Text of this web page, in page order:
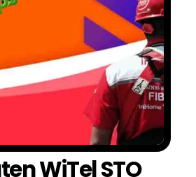
WiTel STO